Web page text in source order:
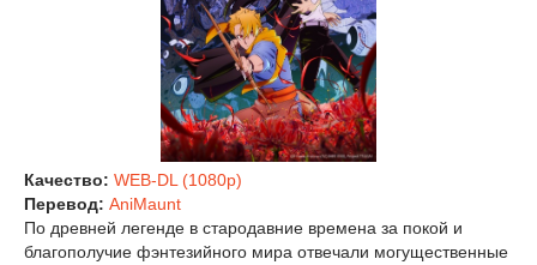
Качество: WEB-DL (1080p)
Перевод: AniMaunt
По древней легенде в стародавние времена за покой и
благополучие фэнтезийного мира отвечали могущественные